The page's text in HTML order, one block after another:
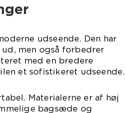
udseende. Den har
men også forbedrer
med en bredere
et sofistikeret udseende.
Materialerne er af høj
bagsæde og